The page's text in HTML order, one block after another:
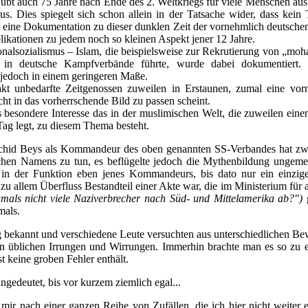
Dies spiegelt sich schon allein in der Tatsache wider, dass
eine Dokumentation zu dieser dunklen Zeit der vornehmlich
zu jedem noch so kleinen Aspekt jener 12 Jahre.
– Islam, die beispielsweise zur Rekrutierung von
deutsche Kampfverbände führte, wurde dabei
in einem geringeren Maße.
unbedarfte Zeitgenossen zuweilen in Erstaunen, zumal eine
in das vorherrschende Bild zu passen scheint.
Interesse das in der muslimischen Welt, die zuweilen
legt, zu diesem Thema besteht.
Beys als Kommandeur des oben genannten SS-Verbandes hat
Namens zu tun, es beflügelte jedoch die Mythenbildung
der Funktion eben jenes Kommandeurs, bis dato nur ein
allem Überfluss Bestandteil einer Akte war, die im Ministerium für
nicht viele Naziverbrecher nach Süd- und Mittelamerika ab?")
und verschiedene Leute versuchten aus unterschiedlichen
üblichen Irrungen und Wirrungen. Immerhin brachte man es so zu
keine groben Fehler enthält.
bis vor kurzem ziemlich egal...
nach einer ganzen Reihe von Zufällen, die ich hier nicht weiter